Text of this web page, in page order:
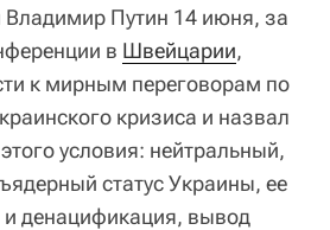
Владимир Путин 14 июня, за
в Швейцарии,
к мирным переговорам по
кризиса и назвал
условия: нейтральный,
статус Украины, ее
денацификация, вывод